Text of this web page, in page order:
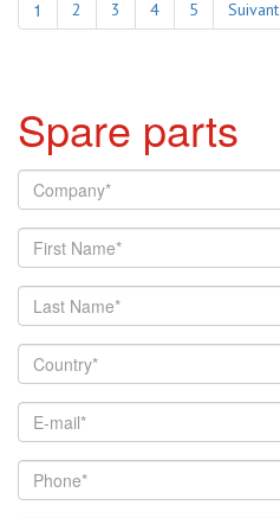
1 2 3 4 5 Suivant
Spare parts